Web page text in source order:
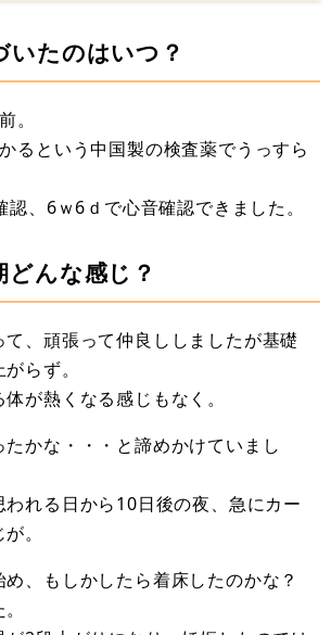
いたのはいつ？
。
るという中国製の検査薬でうっすら
、6ｗ6ｄで心音確認できました。
どんな感じ？
、頑張って仲良ししましたが基礎
らず。
が熱くなる感じもなく。
かな・・・と諦めかけていまし
れる日から10日後の夜、急にカー
。
、もしかしたら着床したのかな？